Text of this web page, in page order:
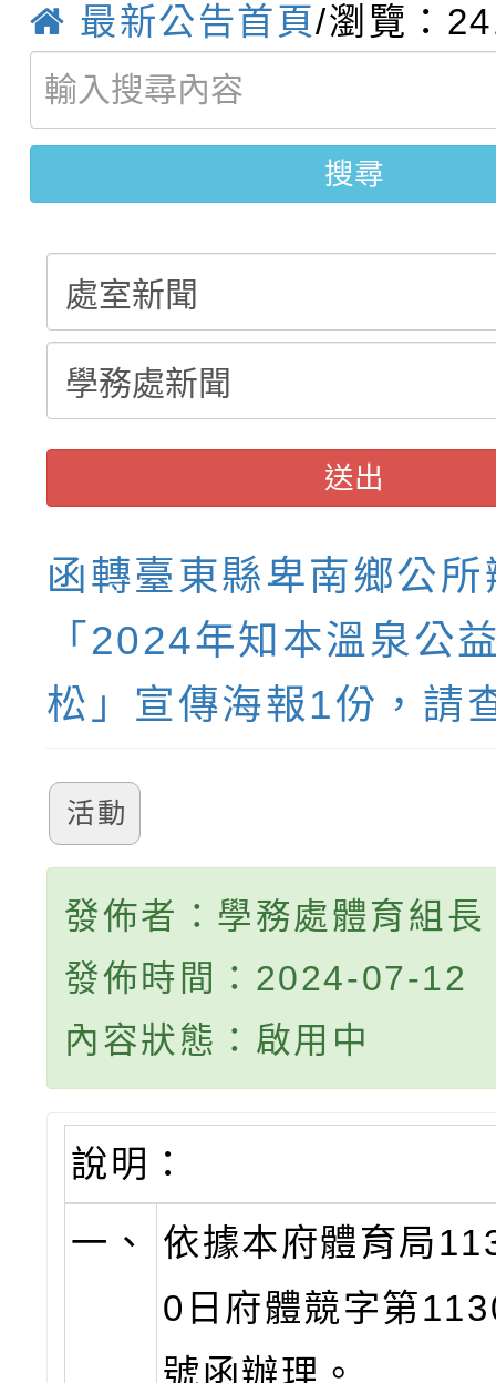
畫影片一案
劇比賽實施要點」及修
表
轉知：桃園市115年度
敬師藝文競賽』實施計
【甄選結果(第11招)】
學年度第1學期第7次
【甄選結果(第3招)】
結果(第3招)
最新公告首頁/瀏覽：
搜尋
送出
函轉臺東縣卑南鄉公所
「2024年知本溫泉公
松」宣傳海報1份，請
活動
發佈者：學務處體育組長
發佈時間：2024-07-12
內容狀態：啟用中
說明：
一、
依據本府體育局
0日府體競字第
號函辦理。